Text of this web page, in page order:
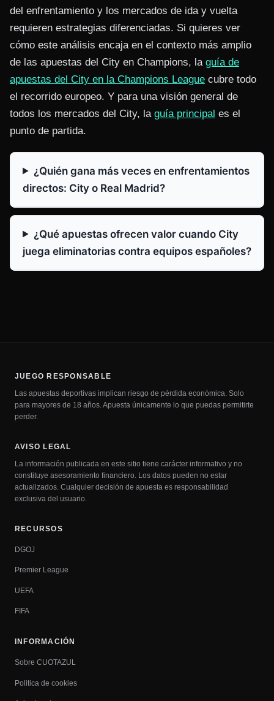
del enfrentamiento y los mercados de ida y vuelta
requieren estrategias diferenciadas. Si quieres ver
cómo este análisis encaja en el contexto más amplio
de las apuestas del City en Champions, la guía de
apuestas del City en la Champions League cubre todo
el recorrido europeo. Y para una visión general de
todos los mercados del City, la guía principal es el
punto de partida.
¿Quién gana más veces en enfrentamientos
directos: City o Real Madrid?
¿Qué apuestas ofrecen valor cuando City
juega eliminatorias contra equipos españoles?
JUEGO RESPONSABLE
Las apuestas deportivas implican riesgo de pérdida económica. Solo
para mayores de 18 años. Apuesta únicamente lo que puedas permitirte
perder.
AVISO LEGAL
La información publicada en este sitio tiene carácter informativo y no
constituye asesoramiento financiero. Los datos pueden no estar
actualizados. Cualquier decisión de apuesta es responsabilidad
exclusiva del usuario.
RECURSOS
DGOJ
Premier League
UEFA
FIFA
INFORMACIÓN
Sobre CUOTAZUL
Politica de cookies